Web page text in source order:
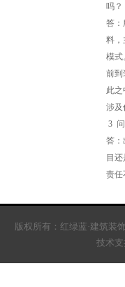
吗？
答：
料，
模式
前到
此
涉及
3
答：
目
责任
版权所有：红绿蓝·建筑装
技术支